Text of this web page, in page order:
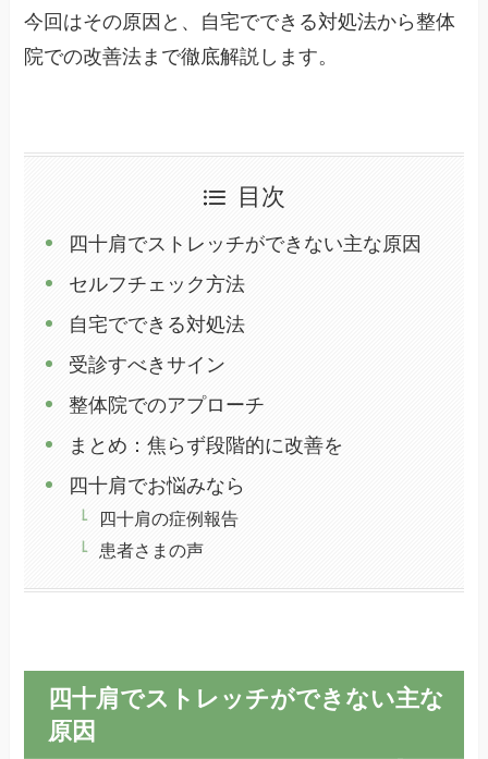
今回はその原因と、自宅でできる対処法から整体
院での改善法まで徹底解説します。
目次
四十肩でストレッチができない主な原因
セルフチェック方法
自宅でできる対処法
受診すべきサイン
整体院でのアプローチ
まとめ：焦らず段階的に改善を
四十肩でお悩みなら
四十肩の症例報告
患者さまの声
四十肩でストレッチができない主な
原因